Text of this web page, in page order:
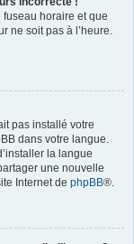
fuseau horaire et que
ne soit pas à l’heure.
pas installé votre
dans votre langue.
la langue
une nouvelle
Internet de phpBB®.